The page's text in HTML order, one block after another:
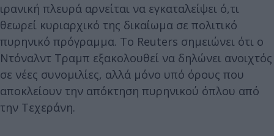
ιρανική πλευρά αρνείται να εγκαταλείψει ό,τι
θεωρεί κυριαρχικό της δικαίωμα σε πολιτικό
πυρηνικό πρόγραμμα. Το Reuters σημειώνει ότι ο
Ντόναλντ Τραμπ εξακολουθεί να δηλώνει ανοιχτός
σε νέες συνομιλίες, αλλά μόνο υπό όρους που
αποκλείουν την απόκτηση πυρηνικού όπλου από
την Τεχεράνη.